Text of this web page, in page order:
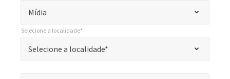
"
indica
Mídia
Selecione a localidade*
Selecione a localidade*